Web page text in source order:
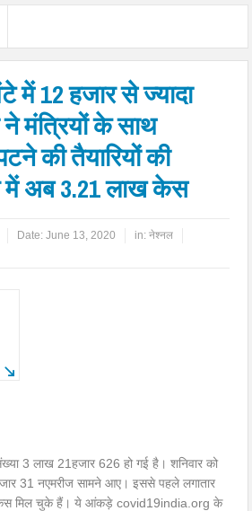
में 12 हजार से ज्यादा
ने मंत्रियों के साथ
की तैयारियों की
में अब 3.21 लाख केस
Date:June 13, 2020 in:नेश्नल
3 लाख 21हजार 626 हो गई है। शनिवार को
31 नएमरीज सामने आए। इससे पहले लगातार
केस मिल चुके हैं। ये आंकड़े covid19india.org के